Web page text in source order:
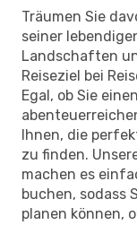
Träumen Sie
seiner
Landschaften
Reiseziel bei
Egal, ob Sie
Ihnen, die
zu finden.
machen es
buchen, sodass
planen können,